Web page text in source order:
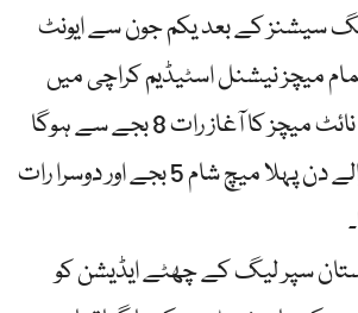
ٹریننگ سیشنز کے بعد یکم جون سے ایونٹ
میچز نیشنل اسٹیڈیم کراچی میں
کھیلے جائیں گے، نائٹ میچز کا آغاز رات 8 بجے سے ہوگا
جب کہ ڈبل ہیڈر والے دن پہلا میچ شام 5 بجے اور دوسرا رات
سپر لیگ کے چھٹے ایڈیشن کو